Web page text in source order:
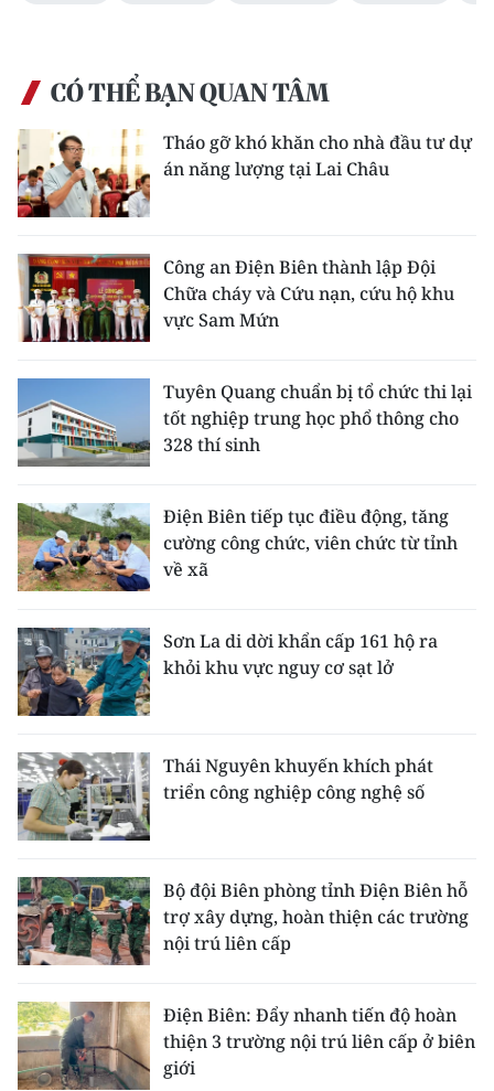
CÓ THỂ BẠN QUAN TÂM
Tháo gỡ khó khăn cho nhà đầu tư dự
án năng lượng tại Lai Châu
Công an Điện Biên thành lập Đội
Chữa cháy và Cứu nạn, cứu hộ khu
vực Sam Mứn
Tuyên Quang chuẩn bị tổ chức thi lại
tốt nghiệp trung học phổ thông cho
328 thí sinh
Điện Biên tiếp tục điều động, tăng
cường công chức, viên chức từ tỉnh
về xã
Sơn La di dời khẩn cấp 161 hộ ra
khỏi khu vực nguy cơ sạt lở
Thái Nguyên khuyến khích phát
triển công nghiệp công nghệ số
Bộ đội Biên phòng tỉnh Điện Biên hỗ
trợ xây dựng, hoàn thiện các trường
nội trú liên cấp
Điện Biên: Đẩy nhanh tiến độ hoàn
thiện 3 trường nội trú liên cấp ở biên
giới